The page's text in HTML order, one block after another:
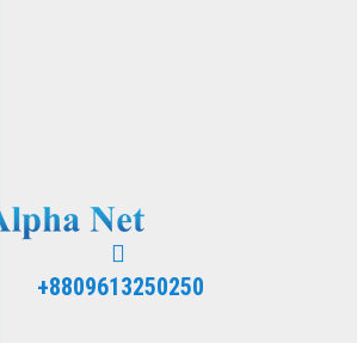
+8809613250250